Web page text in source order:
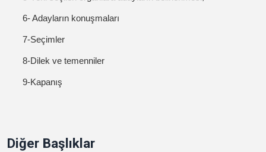
Diğer Başlıklar
6- Adayların konuşmaları
7-Seçimler
8-Dilek ve temenniler
9-Kapanış